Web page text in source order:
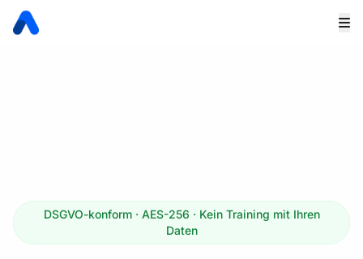
DSGVO-konform · AES-256 · Kein Training mit Ihren
Daten